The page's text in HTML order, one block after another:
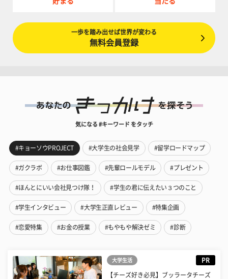
一歩を踏み出せば世界が変わる
無料会員登録
気になる #キーワード をタッチ
#キョーソウPROJECT #大学生の社会見学 #留学ロードマップ
#ガクラボ #お仕事図鑑 #先輩ロールモデル #プレゼント
#ほんとにいい会社見つけ隊！ #学生の君に伝えたい３つのこと
#学生インタビュー #大学生正直レビュー #特集企画
#恋愛特集 #お金の授業 #もやもや解決ゼミ #診断
大学生活 PR
【チーズ好き必見】ブッラータチーズ